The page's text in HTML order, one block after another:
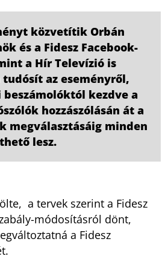
közvetítik Orbán
és a Fidesz Facebook-
a Hír Televízió is
az eseményről,
kezdve a
hozzászólásán át a
megválasztásáig minden
lesz.
a tervek szerint a Fidesz
módosításról dönt,
a Fidesz